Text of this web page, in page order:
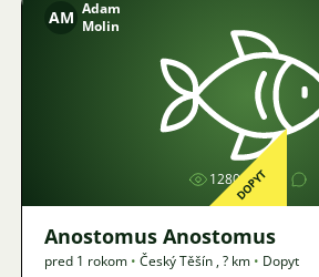
Obrázok
AM Adam
Molin
1280DOPYT
Anostomus Anostomus
pred 1 rokom • Český Těšín ,? km • Dopyt